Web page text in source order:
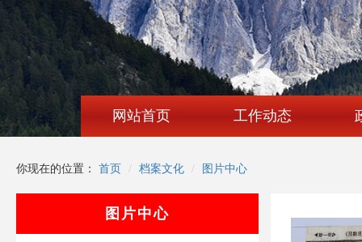
网站首页 工作动态
你现在的位置： 首页 档案文化 图片中心
图片中心